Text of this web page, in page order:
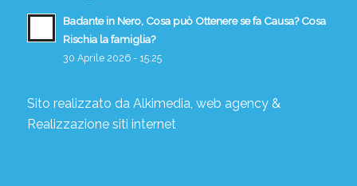
Badante in Nero, Cosa può Ottenere se fa Causa? Cosa
Rischia la famiglia?
30 Aprile 2026 - 15:25
Sito realizzato da Alkimedia, web agency&
Realizzazione siti internet